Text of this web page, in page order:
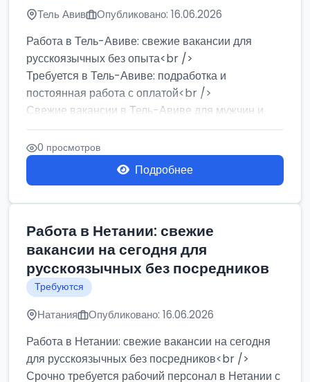
Тель Авив Опубликовано: 16.06.2026
Работа в Тель-Авиве: свежие вакансии для
русскоязычных без опыта<br />
Требуется в Тель-Авиве: подработка и
постоянная работа с оплатой<br />
Свежие вакансии в Тель-Авиве для мужчин и
женщин от хозя...
0 просмотров
Подробнее
Работа в Нетании: свежие
вакансии на сегодня для
русскоязычных без посредников
Требуются
Натания Опубликовано: 16.06.2026
Работа в Нетании: свежие вакансии на сегодня
для русскоязычных без посредников<br />
Срочно требуется рабочий персонал в Нетании с